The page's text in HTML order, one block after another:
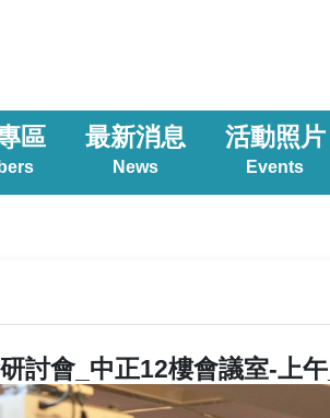
區 最新消息
News
活動照片
Events
討會_中正12樓會議室-上